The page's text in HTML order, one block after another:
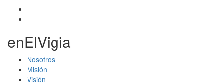
enElVigia
Nosotros
Misión
Visión